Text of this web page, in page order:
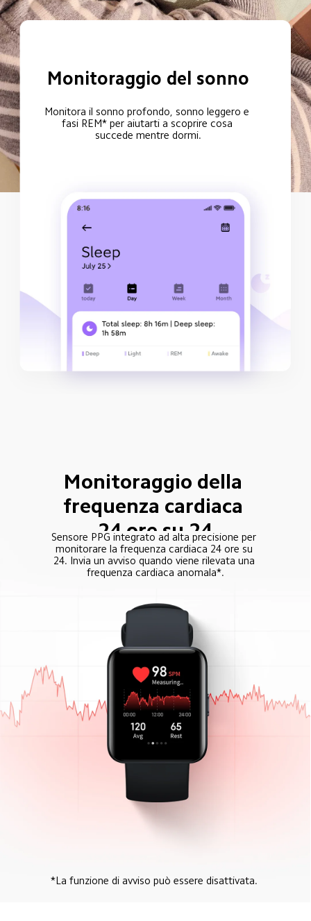
Monitoraggio del sonno
Monitora il sonno profondo, sonno leggero e
fasi REM* per aiutarti a scoprire cosa
succede mentre dormi.
Monitoraggio della
frequenza cardiaca
24 ore su 24
Sensore PPG integrato ad alta precisione per
monitorare la frequenza cardiaca 24 ore su
24. Invia un avviso quando viene rilevata una
frequenza cardiaca anomala*.
*La funzione di avviso può essere disattivata.